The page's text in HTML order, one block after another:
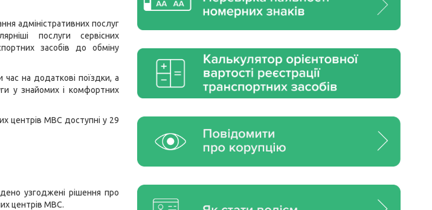
адміністративних послуг
послуги сервісних
засобів до обміну
на додаткові поїздки, а
у знайомих і комфортних
центрів МВС доступні у 29
узгоджені рішення про
центрів МВС.